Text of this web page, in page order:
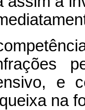
e
na